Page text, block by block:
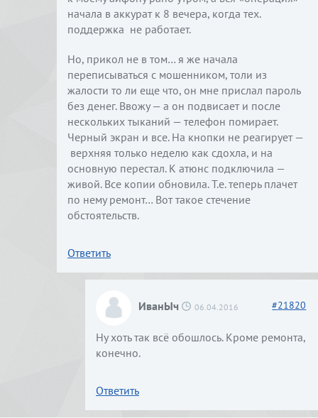
начала в аккурат к 8 вечера, когда тех.
поддержка не работает.
Но, прикол не в том… я же начала
переписываться с мошенником, толи из
жалости то ли еще что, он мне прислал пароль
без денег. Ввожу — а он подвисает и после
нескольких тыканий — телефон помирает.
Черный экран и все. На кнопки не реагирует —
верхняя только неделю как сдохла, и на
основную перестал. К атюнс подключила —
живой. Все копии обновила. Т.е. теперь плачет
по нему ремонт… Вот такое стечение
обстоятельств.
Ответить
ИванЫч 06.04.2016 #21820
Ну хоть так всё обошлось. Кроме ремонта,
конечно.
Ответить